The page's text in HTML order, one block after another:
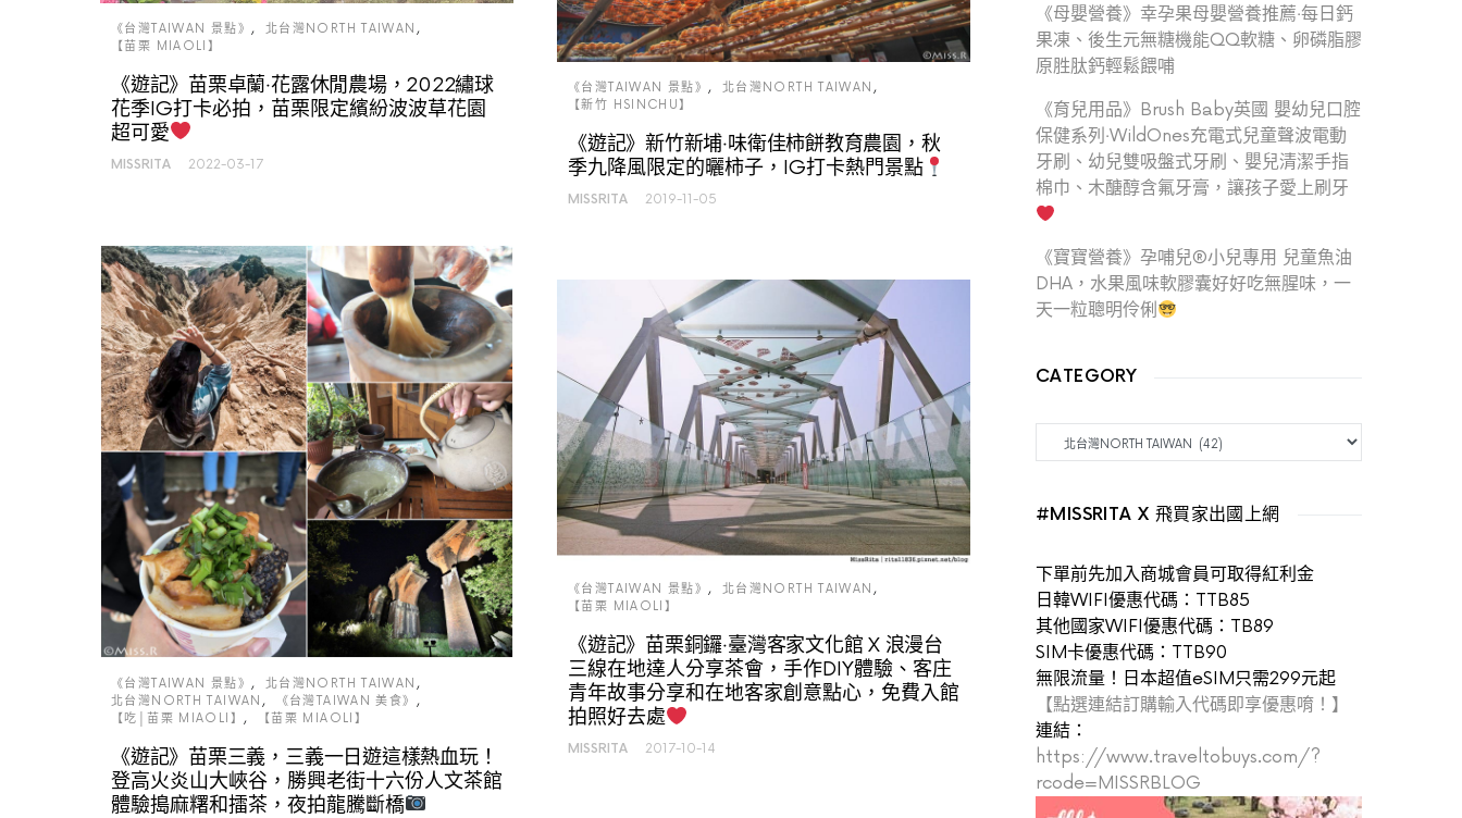
《台灣TAIWAN 景點》
北台灣NORTH TAIWAN
【苗栗 MIAOLI】
《遊記》苗栗卓蘭‧花露休閒農場，2022繡球
花季IG打卡必拍，苗栗限定繽紛波波草花園
超可愛
MISSRITA 2022-03-17
《台灣TAIWAN 景點》
北台灣NORTH TAIWAN
北台灣NORTH TAIWAN
《台灣TAIWAN 美食》
【吃│苗栗 MIAOLI】
【苗栗 MIAOLI】
《遊記》苗栗三義，三義一日遊這樣熱血玩！
登高火炎山大峽谷，勝興老街十六份人文茶館
體驗搗麻糬和擂茶，夜拍龍騰斷橋
《台灣TAIWAN 景點》
北台灣NORTH TAIWAN
【新竹 HSINCHU】
《遊記》新竹新埔‧味衛佳柿餅教育農園，秋
季九降風限定的曬柿子，IG打卡熱門景點
MISSRITA 2019-11-05
《台灣TAIWAN 景點》
北台灣NORTH TAIWAN
【苗栗 MIAOLI】
《遊記》苗栗銅鑼‧臺灣客家文化館 X 浪漫台
三線在地達人分享茶會，手作DIY體驗、客庄
青年故事分享和在地客家創意點心，免費入館
拍照好去處
MISSRITA 2017-10-14
《母嬰營養》幸孕果母嬰營養推薦‧每日鈣
果凍、後生元無糖機能QQ軟糖、卵磷脂膠
原胜肽鈣輕鬆餵哺
《育兒用品》Brush Baby英國 嬰幼兒口腔
保健系列‧WildOnes充電式兒童聲波電動
牙刷、幼兒雙吸盤式牙刷、嬰兒清潔手指
棉巾、木醣醇含氟牙膏，讓孩子愛上刷牙
《寶寶營養》孕哺兒®小兒專用 兒童魚油
DHA，水果風味軟膠囊好好吃無腥味，一
天一粒聰明伶俐
CATEGORY
#MISSRITA X 飛買家出國上網
下單前先加入商城會員可取得紅利金
日韓WIFI優惠代碼：TTB85
其他國家WIFI優惠代碼：TB89
SIM卡優惠代碼：TTB90
無限流量！日本超值eSIM只需299元起
【點選連結訂購輸入代碼即享優惠唷！】
連結：
https://www.traveltobuys.com/?
rcode=MISSRBLOG